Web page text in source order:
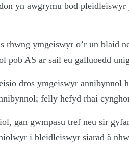
yn awgrymu bod
rhwng ymgeiswyr o’r un blaid
pob AS ar sail eu galluoedd
dros ymgeiswyr annibynnol
felly hefyd rhai
gan gwmpasu tref neu sir
i bleidleiswyr siarad â